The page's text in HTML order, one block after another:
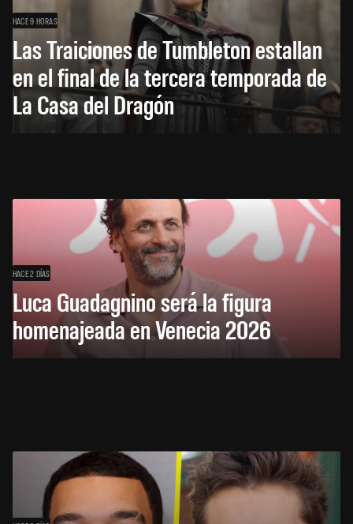
HACE 9 HORAS
Las Traiciones de Tumbleton estallan
en el final de la tercera temporada de
La Casa del Dragón
HACE 2 DÍAS
Luca Guadagnino será la figura
homenajeada en Venecia 2026